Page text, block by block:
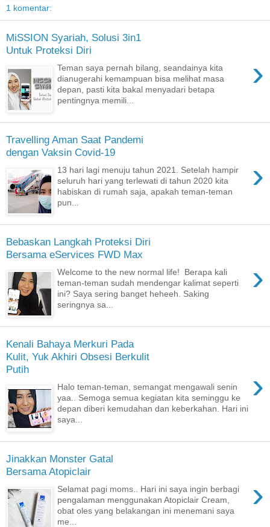
1 komentar:
MiSSION Syariah, Solusi 3in1
Untuk Proteksi Diri
›
Teman saya pernah bilang, seandainya kita
dianugerahi kemampuan bisa melihat masa
depan, pasti kita bakal menyadari betapa
pentingnya memili...
Travelling Aman Saat Pandemi
dengan Vaksin Covid-19
›
13 hari lagi menuju tahun 2021. Setelah hampir
seluruh hari yang terlewati di tahun 2020 kita
habiskan di rumah saja, apakah teman-teman
pun...
Bebaskan Langkah Proteksi Diri
Bersama eServices FWD Max
›
Welcome to the new normal life! Berapa kali
teman-teman sudah mendengar kalimat seperti
ini? Saya sering banget heheeh. Saking
seringnya sa...
Kenali Bahaya Merkuri Pada
Kulit, Yuk Akhiri Obsesi Berkulit
Putih
›
Halo teman-teman, semangat mengawali senin
yaa.. Semoga semua kegiatan kita seminggu ke
depan diberi kemudahan dan keberkahan. Hari ini
saya...
Jinakkan Monster Gatal
Bersama Atopiclair
›
Selamat pagi moms.. Hari ini saya ingin berbagi
pengalaman menggunakan Atopiclair Cream,
obat oles yang belakangan ini menemani saya
me...